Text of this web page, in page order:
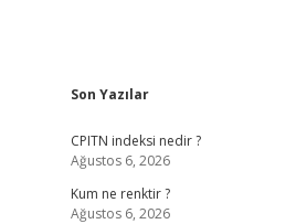
Sidebar
Son Yazılar
CPITN indeksi nedir ?
Ağustos 6, 2026
Kum ne renktir ?
Ağustos 6, 2026